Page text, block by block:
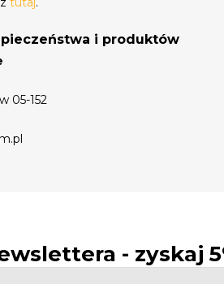
i produktów
05-152
- zyskaj